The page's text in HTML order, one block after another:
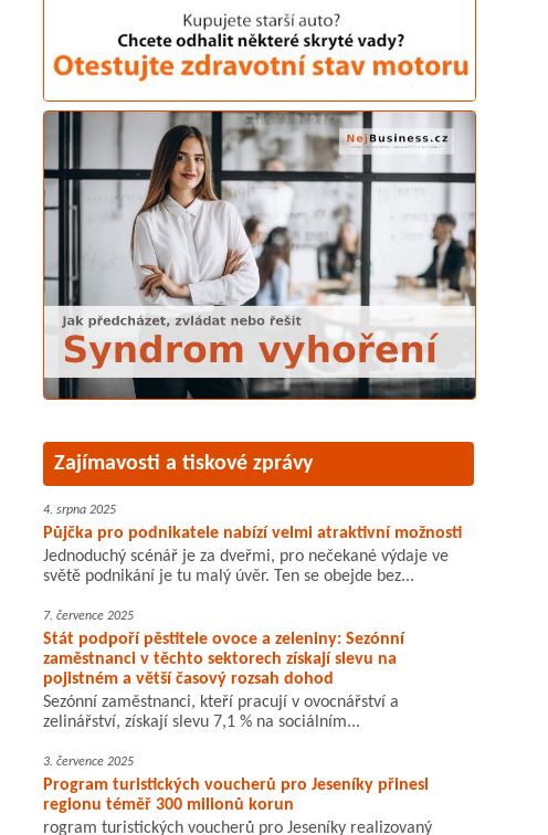
Zajímavosti a tiskové zprávy
4. srpna 2025
Půjčka pro podnikatele nabízí velmi atraktivní možnosti
Jednoduchý scénář je za dveřmi, pro nečekané výdaje ve
světě podnikání je tu malý úvěr. Ten se obejde bez...
7. července 2025
Stát podpoří pěstitele ovoce a zeleniny: Sezónní
zaměstnanci v těchto sektorech získají slevu na
pojistném a větší časový rozsah dohod
Sezónní zaměstnanci, kteří pracují v ovocnářství a
zelinářství, získají slevu 7,1 % na sociálním...
3. července 2025
Program turistických voucherů pro Jeseníky přinesl
regionu téměř 300 milionů korun
rogram turistických voucherů pro Jeseníky realizovaný